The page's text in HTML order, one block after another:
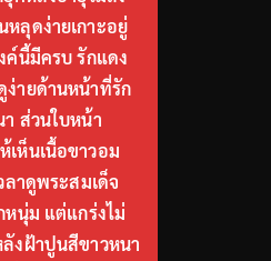
ลุดง่ายเกาะอยู่
ค์นี้มีครบ รักแดง
ายด้านหน้าที่รัก
ส่วนใบหน้า
เห็นเนื้อขาวอม
ลาดูพระสมเด็จ
หนุ่ม แต่แกร่งไม่
งฝ้าปูนสีขาวหนา